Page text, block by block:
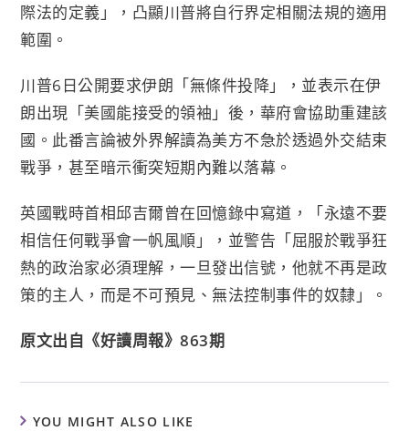
際法的定義」，凸顯川普將自行界定相關法規的適用
範圍。
川普6日公開要求伊朗「無條件投降」，並表示在伊
朗出現「美國能接受的領袖」後，華府會協助重建該
國。此番言論被外界解讀為美方不急於透過外交結束
戰爭，甚至暗示衝突短期內難以落幕。
英國戰時首相邱吉爾曾在回憶錄中寫道，「永遠不要
相信任何戰爭會一帆風順」，並警告「屈服於戰爭狂
熱的政治家必須理解，一旦發出信號，他就不再是政
策的主人，而是不可預見、無法控制事件的奴隸」。
原文出自《好讀周報》863期
YOU MIGHT ALSO LIKE